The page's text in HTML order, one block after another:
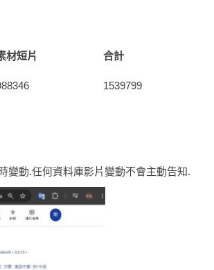
材短片 合計
1539799
變動.任何資料庫影片變動不會主動告知.